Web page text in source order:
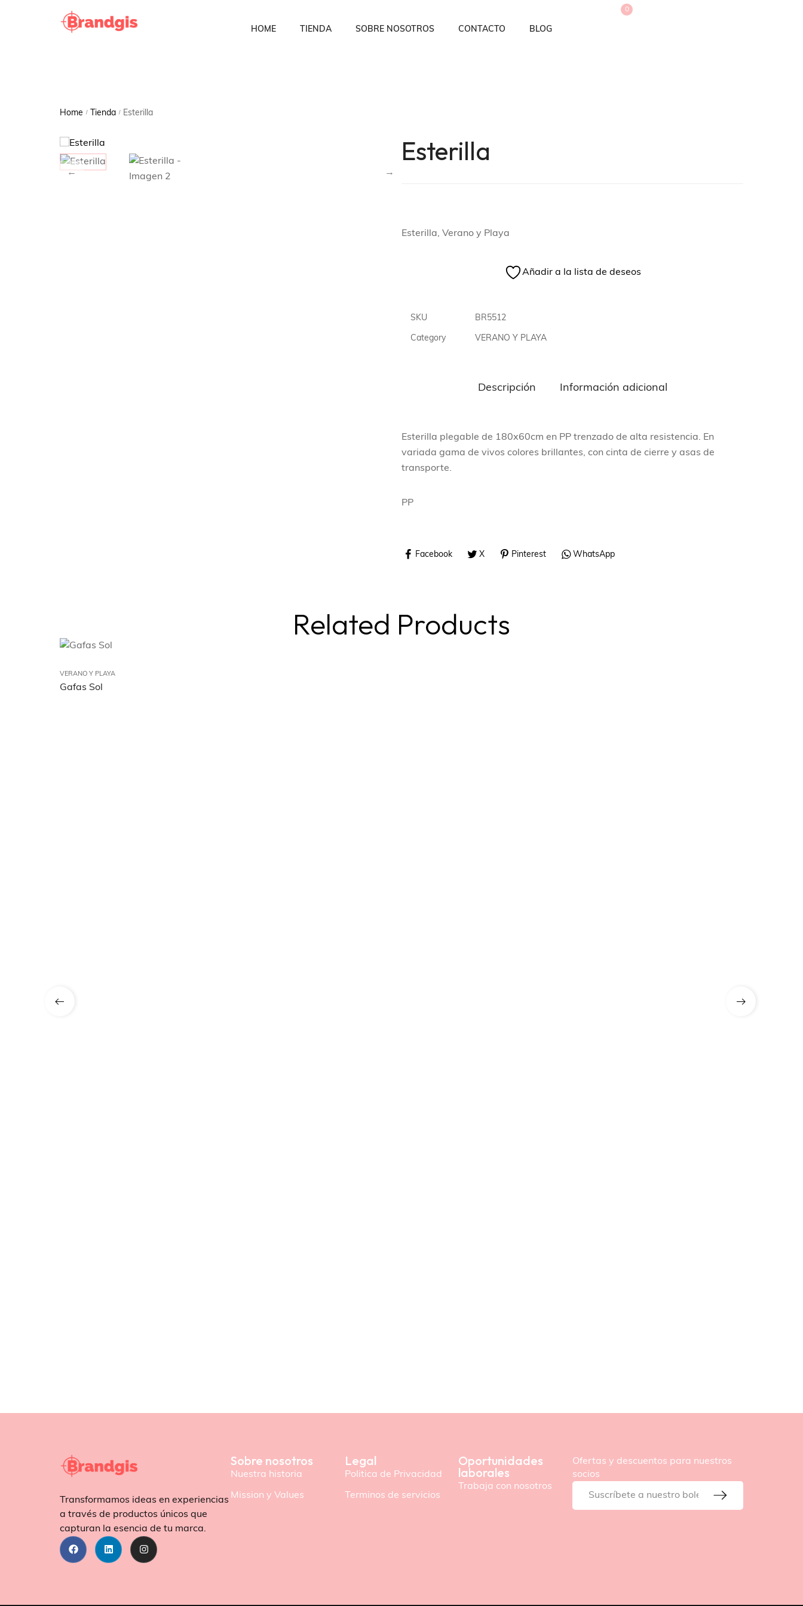
HOME TIENDA SOBRE NOSOTROS CONTACTO BLOG
0
Home / Tienda / Esterilla
Esterilla
Esterilla, Verano y Playa
Añadir a la lista de deseos
SKU BR5512
Category VERANO Y PLAYA
Descripción Información adicional
Esterilla plegable de 180x60cm en PP trenzado de alta resistencia. En
variada gama de vivos colores brillantes, con cinta de cierre y asas de
transporte.
PP
Facebook X Pinterest WhatsApp
Related Products
VERANO Y PLAYA
Gafas Sol
Transformamos ideas en experiencias
a través de productos únicos que
capturan la esencia de tu marca.
Sobre nosotros
Nuestra historia
Mission y Values
Legal
Politica de Privacidad
Terminos de servicios
Oportunidades
laborales
Trabaja con nosotros
Ofertas y descuentos para nuestros
socios